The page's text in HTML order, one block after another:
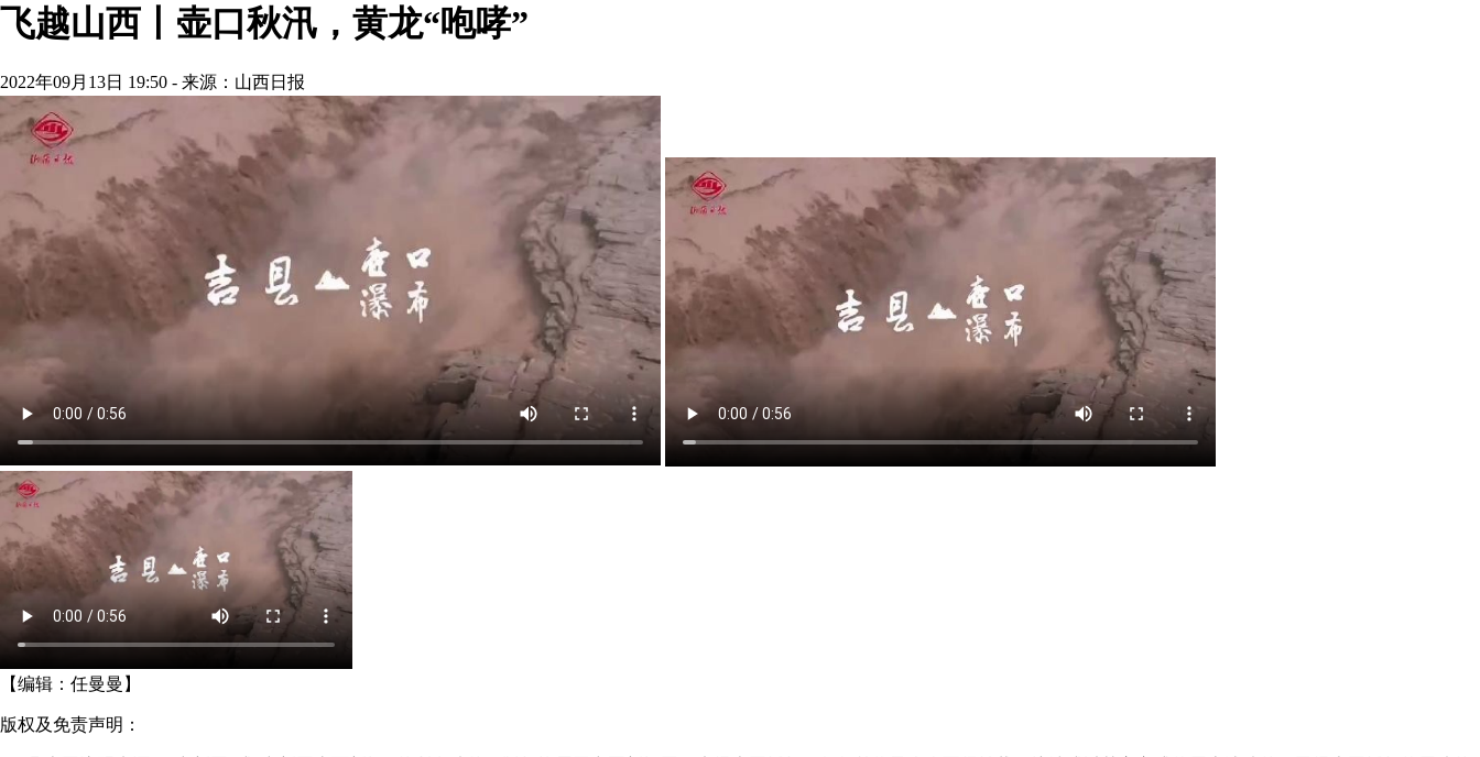
飞越山西丨壶口秋汛，黄龙“咆哮”
2022年09月13日 19:50 - 来源：山西日报
【编辑： 任曼曼 】
版权及免责声明：